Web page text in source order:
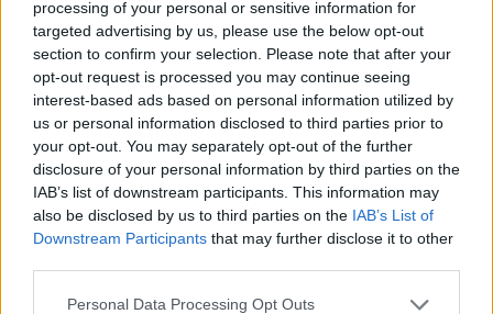
processing of your personal or sensitive information for
targeted advertising by us, please use the below opt-out
section to confirm your selection. Please note that after your
opt-out request is processed you may continue seeing
interest-based ads based on personal information utilized by
us or personal information disclosed to third parties prior to
your opt-out. You may separately opt-out of the further
disclosure of your personal information by third parties on the
IAB’s list of downstream participants. This information may
also be disclosed by us to third parties on the IAB’s List of
Downstream Participants that may further disclose it to other
Personal Data Processing Opt Outs